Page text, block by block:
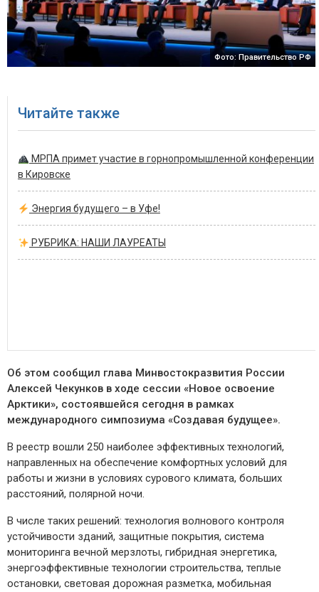
Фото: Правительство РФ
Читайте также
МРПА примет участие в горнопромышленной конференции
в Кировске
Энергия будущего – в Уфе!
РУБРИКА: НАШИ ЛАУРЕАТЫ
Об этом сообщил глава Минвостокразвития России
Алексей Чекунков в ходе сессии «Новое освоение
Арктики», состоявшейся сегодня в рамках
международного симпозиума «Создавая будущее».
В реестр вошли 250 наиболее эффективных технологий,
направленных на обеспечение комфортных условий для
работы и жизни в условиях сурового климата, больших
расстояний, полярной ночи.
В числе таких решений: технология волнового контроля
устойчивости зданий, защитные покрытия, система
мониторинга вечной мерзлоты, гибридная энергетика,
энергоэффективные технологии строительства, теплые
остановки, световая дорожная разметка, мобильная